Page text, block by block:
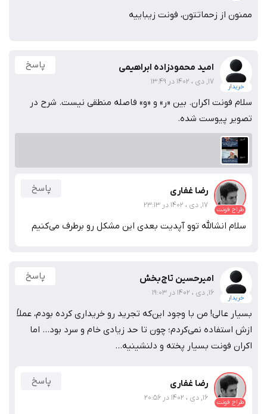
ممنون از زحماتتون، فونت زیباییه
خریدار
امید محمودزاده ابراهیمی
17, دی ، 1402 در 13:49
پاسخ
سلام فونت اکران. بین «ر» و «و» فاصله منطقی نیست. شرح در
تصویر پیوست شده.
طراح فونت
رضا غفاری
17, دی ، 1402 در 23:13
پاسخ
سلام انشالله توو آپدیت بعدی این مشکل رو برطرف می‌کنیم
خریدار
امیرحسین تاج‌بخش
16, دی ، 1402 در 19:03
پاسخ
بسیار عالی! من با وجود این‌که تجرید رو خریداری کرده بودم، عملاً
ازش استفاده نمی‌کردم؛ چون تا حد زیادی خام و سرد بود... اما
اکران فونت بسیار پخته و دلنشینیه...
طراح فونت
رضا غفاری
16, دی ، 1402 در 20:56
پاسخ